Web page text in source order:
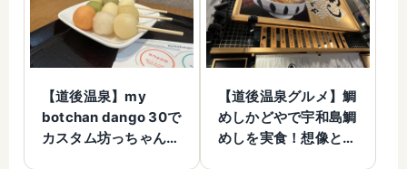
【道後温泉】my
botchan dango 30で
カスタム坊っちゃん団
【道後温泉グルメ】鯛
めしかどやで宇和島鯛
めしを実食！想像と違